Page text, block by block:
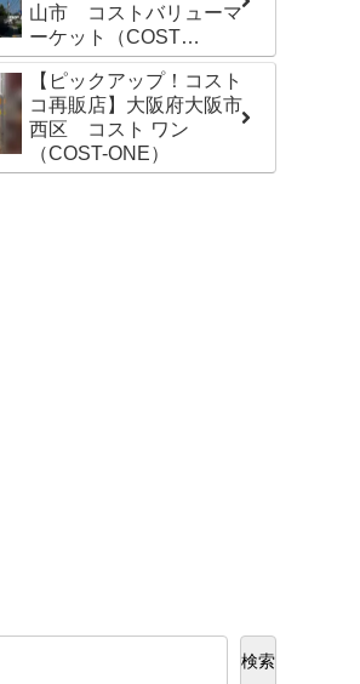
山市 コストバリューマ
ーケット（COST
VALUE MARKET）島崎
店
【ピックアップ！コスト
コ再販店】大阪府大阪市
西区 コスト ワン
（COST-ONE）
検索